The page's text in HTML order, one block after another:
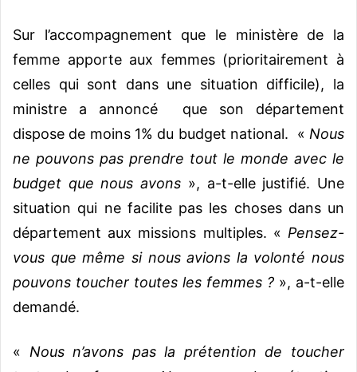
Sur l’accompagnement que le ministère de la
femme apporte aux femmes (prioritairement à
celles qui sont dans une situation difficile), la
ministre a annoncé que son département
dispose de moins 1% du budget national. « Nous
ne pouvons pas prendre tout le monde avec le
budget que nous avons », a-t-elle justifié. Une
situation qui ne facilite pas les choses dans un
département aux missions multiples. « Pensez-
vous que même si nous avions la volonté nous
pouvons toucher toutes les femmes ? », a-t-elle
demandé.
« Nous n’avons pas la prétention de toucher